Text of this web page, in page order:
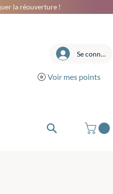
la réouverture !
Se connecter
Voir mes points